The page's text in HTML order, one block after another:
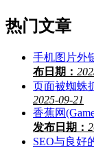
热门文章
手机图片外
布日期：
页面被蜘蛛
2025-09-21
香蕉网
发布日期：
SEO与良好